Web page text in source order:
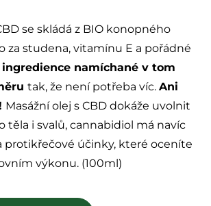
se skládá z BIO konopného
za studena, vitamínu E a pořádné
ingredience namíchané v tom
tak, že není potřeba víc. Ani
Masážní olej s CBD dokáže uvolnit
těla i svalů, cannabidiol má navíc
protikřečové účinky, které oceníte
výkonu. (100ml)